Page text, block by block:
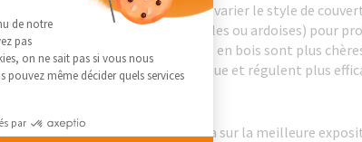
à ossature bois permettent de varier le style de
et couverture traditionnelle (tuiles ou ardoises) pour
les structures porteuses en bois sont plus
isolent mieux au niveau phonique et régulent plus
corrosion.
nécessaire. Il vous conseillera sur la meilleure
du Consentement : Personnalisez
de notre
pas
on ne sait pas si vous nous
même décider quels services
par